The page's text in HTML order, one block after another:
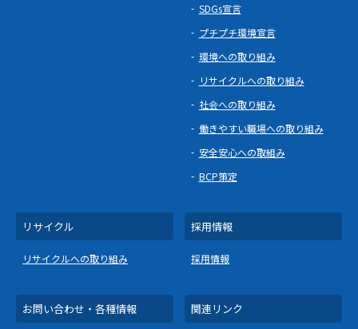
SDGs宣言
プチプチ環境宣言
環境への取り組み
リサイクルへの取り組み
社会への取り組み
働きやすい職場への取り組み
安全安心への取組み
BCP策定
リサイクル
リサイクルへの取り組み
採用情報
採用情報
お問い合わせ・各種情報 関連リンク